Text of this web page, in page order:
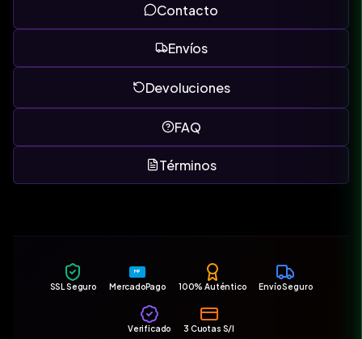
Contacto
Envíos
Devoluciones
FAQ
Términos
SSL Seguro
MP
MercadoPago 100% Auténtico Envío Seguro
Verificado 3 Cuotas S/I